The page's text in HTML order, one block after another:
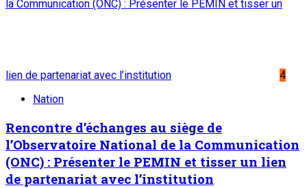
la Communication (ONC) : Présenter le PEMIN et tisser un
lien de partenariat avec l’institution
4
Nation
Rencontre d’échanges au siège de
l’Observatoire National de la Communication
(ONC) : Présenter le PEMIN et tisser un lien
de partenariat avec l’institution